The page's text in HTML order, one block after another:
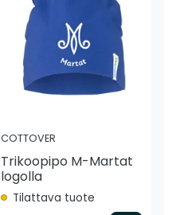
COTTOVER
Trikoopipo M-Martat
logolla
Tilattava tuote